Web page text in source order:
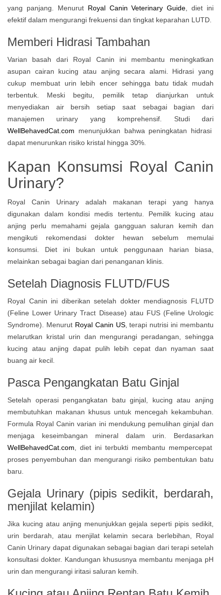
yang panjang. Menurut Royal Canin Veterinary Guide , diet ini
efektif dalam mengurangi frekuensi dan tingkat keparahan LUTD.
Memberi Hidrasi Tambahan
Varian basah dari Royal Canin ini membantu meningkatkan
asupan cairan kucing atau anjing secara alami. Hidrasi yang
cukup membuat urin lebih encer sehingga batu tidak mudah
terbentuk. Meski begitu, pemilik tetap dianjurkan untuk
menyediakan air bersih setiap saat sebagai bagian dari
manajemen urinary yang komprehensif. Studi dari
WellBehavedCat.com menunjukkan bahwa peningkatan hidrasi
dapat menurunkan risiko kristal hingga 30%.
Kapan Konsumsi Royal Canin
Urinary?
Royal Canin Urinary adalah makanan terapi yang hanya
digunakan dalam kondisi medis tertentu. Pemilik kucing atau
anjing perlu memahami gejala gangguan saluran kemih dan
mengikuti rekomendasi dokter hewan sebelum memulai
konsumsi. Diet ini bukan untuk penggunaan harian biasa,
melainkan sebagai bagian dari penanganan klinis.
Setelah Diagnosis FLUTD/FUS
Royal Canin ini diberikan setelah dokter mendiagnosis FLUTD
(Feline Lower Urinary Tract Disease) atau FUS (Feline Urologic
Syndrome). Menurut Royal Canin US, terapi nutrisi ini membantu
melarutkan kristal urin dan mengurangi peradangan, sehingga
kucing atau anjing dapat pulih lebih cepat dan nyaman saat
buang air kecil.
Pasca Pengangkatan Batu Ginjal
Setelah operasi pengangkatan batu ginjal, kucing atau anjing
membutuhkan makanan khusus untuk mencegah kekambuhan.
Formula Royal Canin varian ini mendukung pemulihan ginjal dan
menjaga keseimbangan mineral dalam urin. Berdasarkan
WellBehavedCat.com , diet ini terbukti membantu mempercepat
proses penyembuhan dan mengurangi risiko pembentukan batu
baru.
Gejala Urinary (pipis sedikit, berdarah,
menjilat kelamin)
Jika kucing atau anjing menunjukkan gejala seperti pipis sedikit,
urin berdarah, atau menjilat kelamin secara berlebihan, Royal
Canin Urinary dapat digunakan sebagai bagian dari terapi setelah
konsultasi dokter. Kandungan khususnya membantu menjaga pH
urin dan mengurangi iritasi saluran kemih.